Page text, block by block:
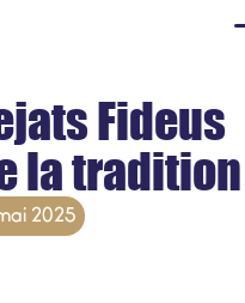
Fideus
la tradition
2025